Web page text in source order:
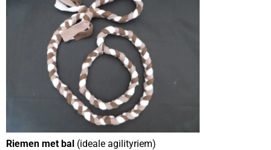
Riemen met bal (ideale agilityriem)